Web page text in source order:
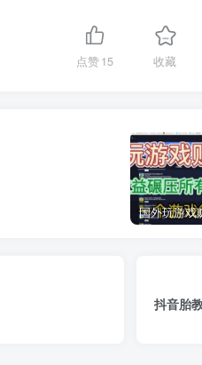
点赞15 收藏
抖音胎